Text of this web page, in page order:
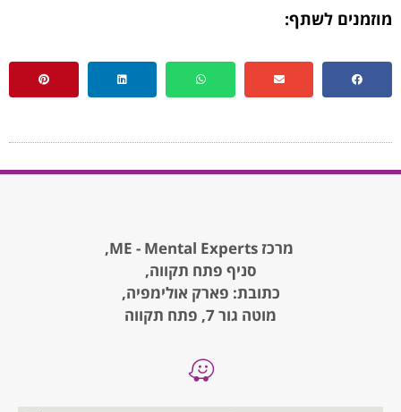
מוזמנים לשתף:
מרכז ME - Mental Experts,
סניף פתח תקווה,
כתובת: פארק אולימפיה,
מוטה גור 7, פתח תקווה